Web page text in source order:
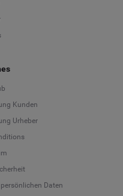
Kunden
Urheber
Daten
Deutsch